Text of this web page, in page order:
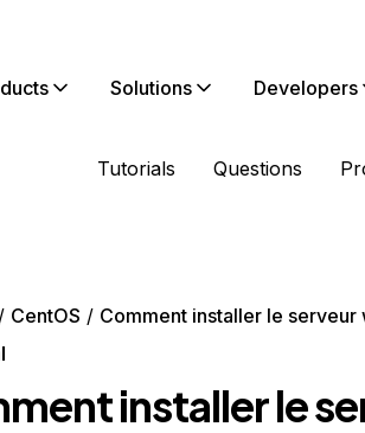
Solutions Developers
Tutorials Questions
CentOS
Comment installer le serveur
installer le